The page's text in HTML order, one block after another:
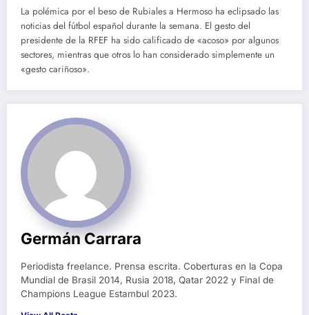
La polémica por el beso de Rubiales a Hermoso ha eclipsado las
noticias del fútbol español durante la semana. El gesto del
presidente de la RFEF ha sido calificado de «acoso» por algunos
sectores, mientras que otros lo han considerado simplemente un
«gesto cariñoso».
Germán Carrara
Periodista freelance. Prensa escrita. Coberturas en la Copa
Mundial de Brasil 2014, Rusia 2018, Qatar 2022 y Final de
Champions League Estambul 2023.